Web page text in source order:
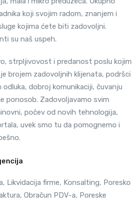
koji svojim radom, znanjem i
kojima ćete biti zadovoljni.
su naš uspeh.
strpljivovost i predanost poslu kojim
brojem zadovoljnih klijenata, podršci
dobroj komunikaciji, čuvanju
ponosob. Zadovoljavamo svim
počev od novih tehnologija,
uvek smo tu da pomognemo i
Likvidacija firme, Konsalting, Poresko
Obračun PDV-a, Poreske